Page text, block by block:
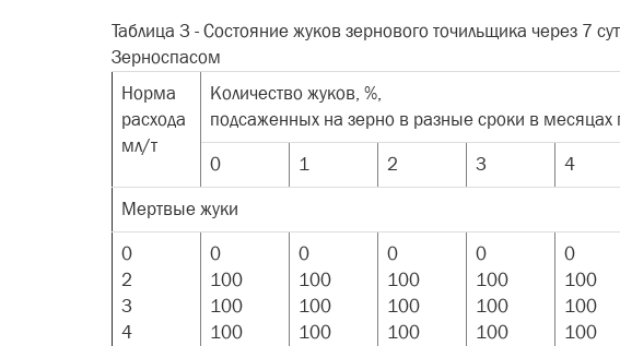
Таблица 3 - Состояние жуков зернового точильщика через 7
Зерноспасом
Норма
расхода
мл/т
Количество жуков, %,
подсаженных на зерно в разные сроки в месяцах
0
1 2 3 4
Мертвые жуки
0
2
3
4
0
100
100
100
0
100
100
100
0
100
100
100
0
100
100
100
0
100
100
100